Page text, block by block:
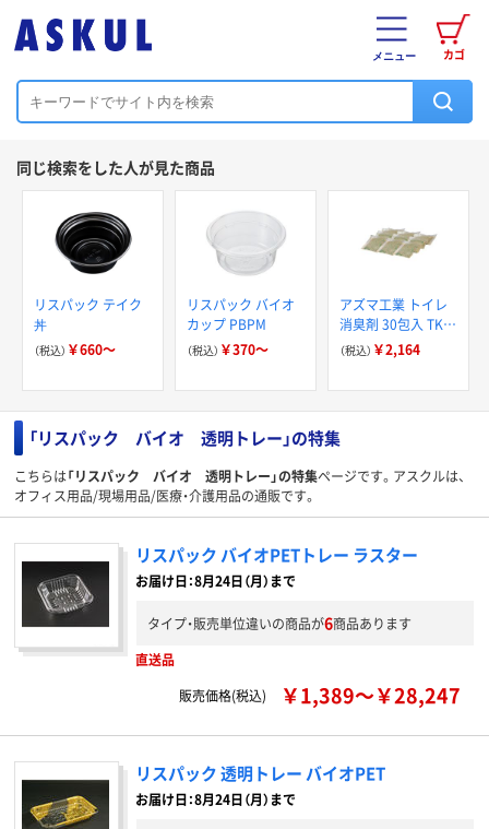
カゴ
メニュー
同じ検索をした人が見た商品
リスパック テイク
丼
（税込） ￥660～
リスパック バイオ
カップ PBPM
（税込） ￥370～
アズマ工業 トイレ
消臭剤 30包入 TK汲
み取りトイレバイオ
消臭 443977 1個
（税込） ￥2,164
「リスパック バイオ 透明トレー」の特集
こちらは「リスパック バイオ 透明トレー」の特集ページです。アスクルは、
オフィス用品/現場用品/医療・介護用品の通販です。
リスパック バイオPETトレー ラスター
お届け日：8月24日（月）まで
タイプ・販売単位違いの商品が6商品あります
直送品
販売価格(税込)
￥1,389～￥28,247
リスパック 透明トレー バイオPET
お届け日：8月24日（月）まで